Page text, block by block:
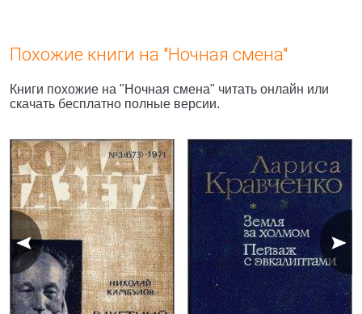
Похожие книги на "Ночная смена"
Книги похожие на "Ночная смена" читать онлайн или
скачать бесплатно полные версии.